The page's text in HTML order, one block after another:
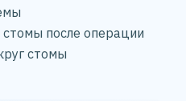
после операции
стомы